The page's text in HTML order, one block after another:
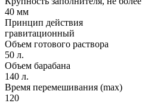
40 мм
Принцип действия
гравитационный
Объем готового раствора
50 л.
Объем барабана
140 л.
Время перемешивания (max)
120